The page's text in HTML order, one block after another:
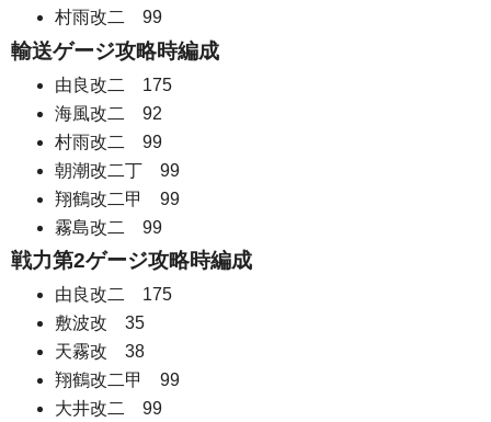
村雨改二 99
輸送ゲージ攻略時編成
由良改二 175
海風改二 92
村雨改二 99
朝潮改二丁 99
翔鶴改二甲 99
霧島改二 99
戦力第2ゲージ攻略時編成
由良改二 175
敷波改 35
天霧改 38
翔鶴改二甲 99
大井改二 99